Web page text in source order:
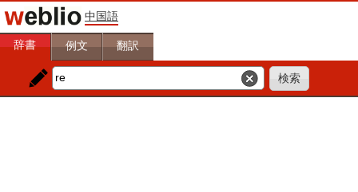
中国語
辞書 例文 翻訳